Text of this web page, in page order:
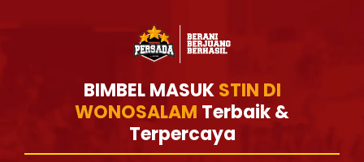
BIMBEL MASUKSTIN DI
WONOSALAM Terbaik &
Terpercaya